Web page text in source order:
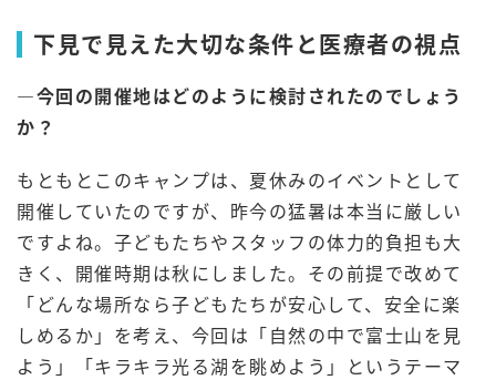
下見で見えた大切な条件と医療者の視点
―今回の開催地はどのように検討されたのでしょう
か？
もともとこのキャンプは、夏休みのイベントとして
開催していたのですが、昨今の猛暑は本当に厳しい
ですよね。子どもたちやスタッフの体力的負担も大
きく、開催時期は秋にしました。その前提で改めて
「どんな場所なら子どもたちが安心して、安全に楽
しめるか」を考え、今回は「自然の中で富士山を見
よう」「キラキラ光る湖を眺めよう」というテーマ